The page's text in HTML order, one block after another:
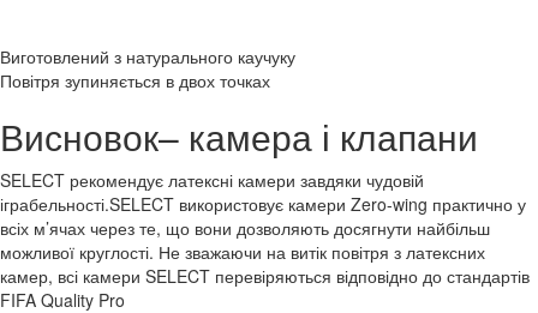
Виготовлений з натурального каучуку
Повітря зупиняється в двох точках
Висновок– камера і клапани
SELECT рекомендує латексні камери завдяки чудовій
іграбельності.SELECT використовує камери Zero-wing практично у
всіх м’ячах через те, що вони дозволяють досягнути найбільш
можливої круглості. Не зважаючи на витік повітря з латексних
камер, всі камери SELECT перевіряються відповідно до стандартів
FIFA Quality Pro